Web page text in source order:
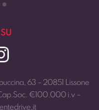
63 – 20851 Lissone